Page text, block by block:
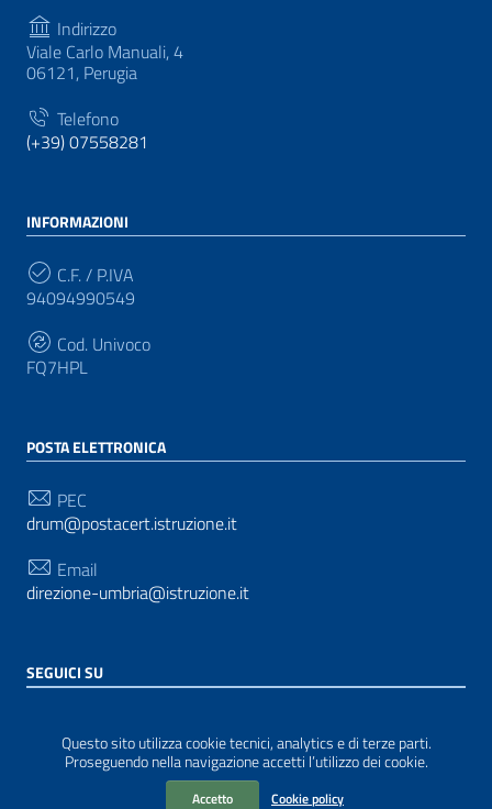
Questo sito utilizza cookie tecnici, analytics e di terze parti.
Proseguendo nella navigazione accetti l’utilizzo dei cookie.
Accetto Cookie policy
Indirizzo
Viale Carlo Manuali, 4
06121, Perugia
Telefono
(+39) 07558281
INFORMAZIONI
C.F. / P.IVA
94094990549
Cod. Univoco
FQ7HPL
POSTA ELETTRONICA
PEC
drum@postacert.istruzione.it
Email
direzione-umbria@istruzione.it
SEGUICI SU
WordPress
|Tema grafico ItaliaWP2
| Basato sul
Prototipo per siti PA di AgID